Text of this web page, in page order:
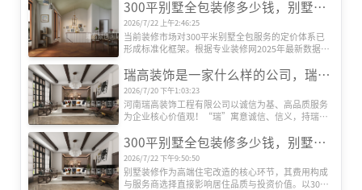
能，转而追求空间美学、文化表达与生活方式的深度
契合。本文基于权威机构发布的市场数据及行业观
察，系统梳理当前国内六大主流装修设计风格及其核
心特征，揭示其流行背后的社会文化动因。
300平别墅全包装修多少钱，别墅全包装修公司推荐
2026/7/22 上午2:46:25
当前装修市场对300平米别墅全包服务的定价体系已
形成标准化框架。根据专业装修网2025年最新数据，
度达24万至60万元以上。这种价格差异主要源于三大
核心要素：装修档次、材料配置及智能化程度。
瑞高装饰是一家什么样的公司，瑞高装饰怎么样？
2026/7/20 下午1:03:23
河南瑞高装饰工程有限公司以诚信为基、高品质服务
为企业核心价值观！“瑞”寓意诚信、信义，持瑞玉
是追求更高美好生活品质的过程！
300平别墅全包装修多少钱，别墅装修公司推荐
2026/7/22 下午9:50:50
别墅装修作为高端住宅改造的核心环节，其费用构成
与服务商选择直接影响居住品质与投资价值。以300